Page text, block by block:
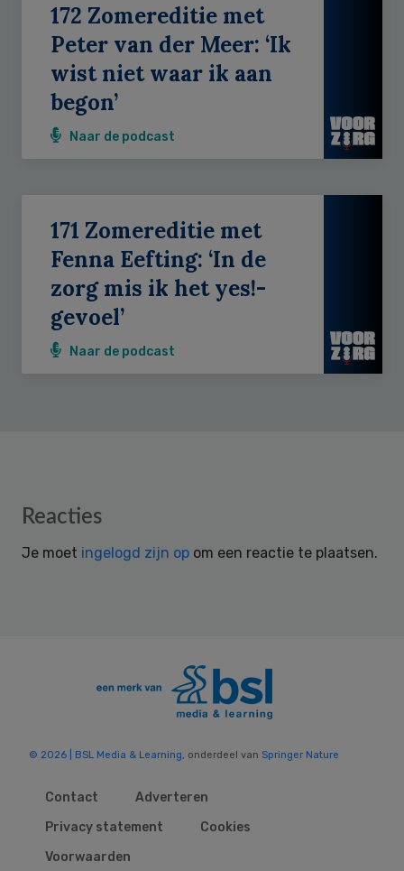
172 Zomereditie met
Peter van der Meer: ‘Ik
wist niet waar ik aan
begon’
Naar de podcast
171 Zomereditie met
Fenna Eefting: ‘In de
zorg mis ik het yes!-
gevoel’
Naar de podcast
Reader
Reacties
Je moet ingelogd zijn op om een reactie te plaatsen.
© 2026 | BSL Media & Learning, onderdeel van Springer Nature
Contact
Adverteren
Privacy statement
Cookies
Voorwaarden